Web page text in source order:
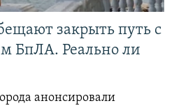
закрыть путь с
БпЛА. Реально ли
анонсировали